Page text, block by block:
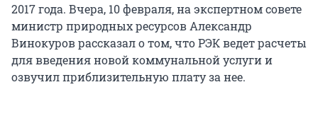
2017 года. Вчера, 10 февраля, на экспертном совете
министр природных ресурсов Александр
Винокуров рассказал о том, что РЭК ведет расчеты
для введения новой коммунальной услуги и
озвучил приблизительную плату за нее.